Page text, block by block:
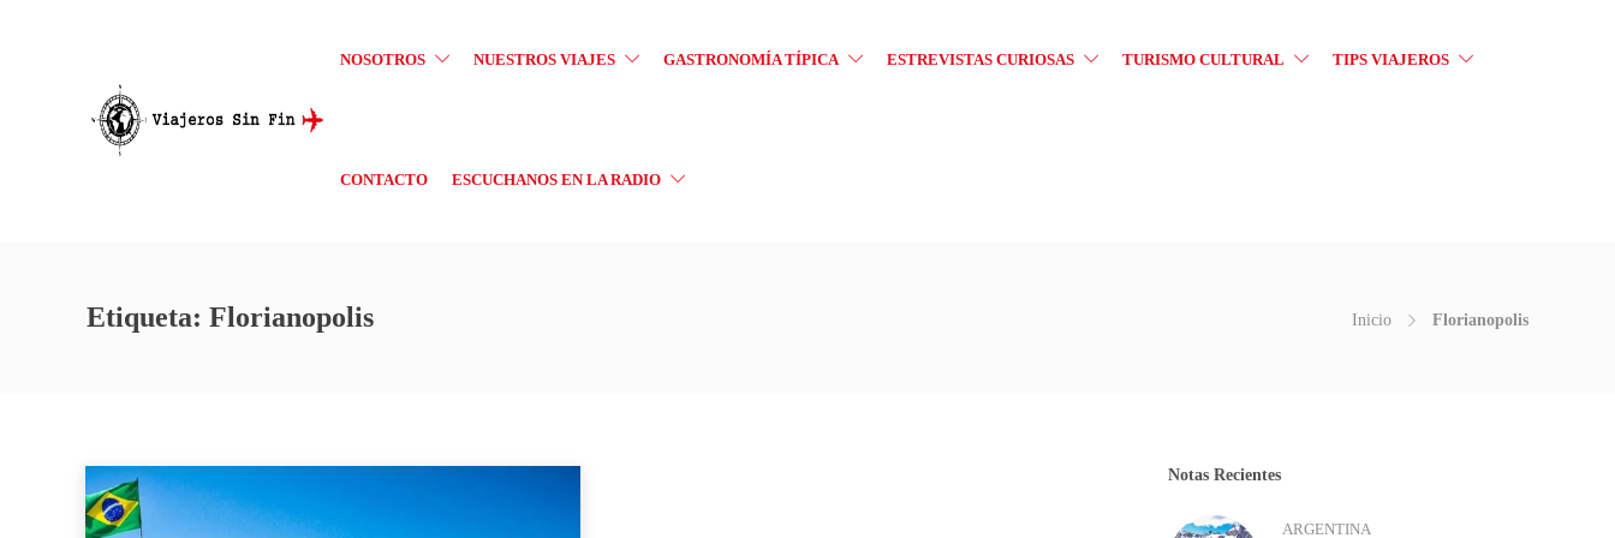
NOSOTROS NUESTROS VIAJES GASTRONOMÍA TÍPICA ESTREVISTAS CURIOSAS TURISMO CULTURAL TIPS VIAJEROS
CONTACTO ESCUCHANOS EN LA RADIO
Etiqueta: Florianopolis Inicio Florianopolis
Notas Recientes
ARGENTINA